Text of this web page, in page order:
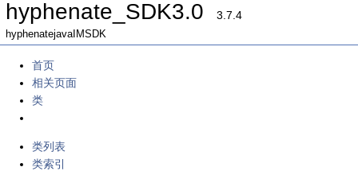
hyphenate_SDK3.0 3.7.4
hyphenatejavaIMSDK
首页
相关页面
类
类列表
类索引